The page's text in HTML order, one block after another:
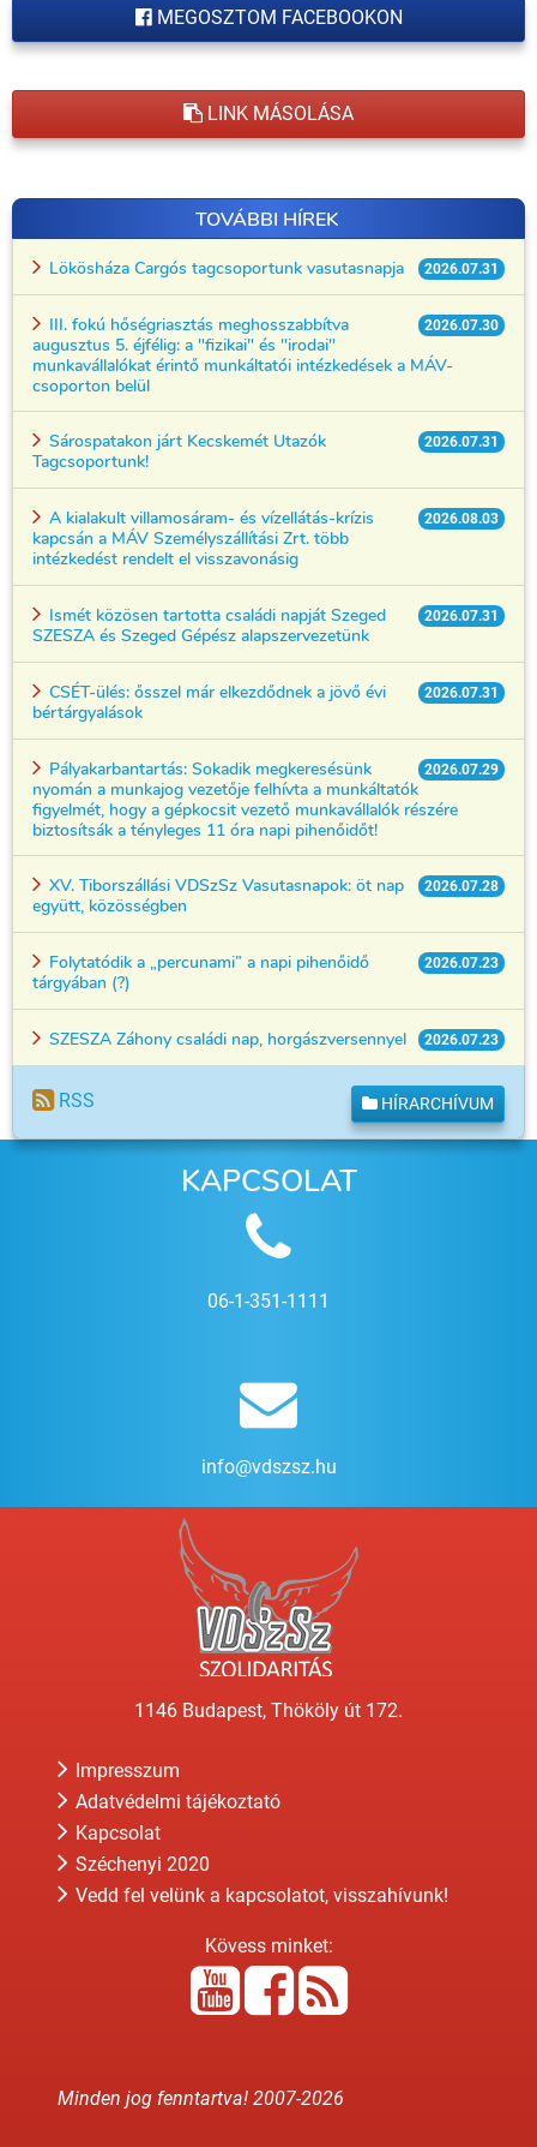
MEGOSZTOM FACEBOOKON
LINK MÁSOLÁSA
TOVÁBBI HÍREK
2026.07.31
Lökösháza Cargós tagcsoportunk vasutasnapja
2026.07.30
III. fokú hőségriasztás meghosszabbítva
augusztus 5. éjfélig: a "fizikai" és "irodai"
munkavállalókat érintő munkáltatói intézkedések a MÁV-
csoporton belül
2026.07.31
Sárospatakon járt Kecskemét Utazók
Tagcsoportunk!
2026.08.03
A kialakult villamosáram- és vízellátás-krízis
kapcsán a MÁV Személyszállítási Zrt. több
intézkedést rendelt el visszavonásig
2026.07.31
Ismét közösen tartotta családi napját Szeged
SZESZA és Szeged Gépész alapszervezetünk
2026.07.31
CSÉT-ülés: ősszel már elkezdődnek a jövő évi
bértárgyalások
2026.07.29
Pályakarbantartás: Sokadik megkeresésünk
nyomán a munkajog vezetője felhívta a munkáltatók
figyelmét, hogy a gépkocsit vezető munkavállalók részére
biztosítsák a tényleges 11 óra napi pihenőidőt!
2026.07.28
XV. Tiborszállási VDSzSz Vasutasnapok: öt nap
együtt, közösségben
2026.07.23
Folytatódik a „percunami” a napi pihenőidő
tárgyában (?)
2026.07.23
SZESZA Záhony családi nap, horgászversennyel
RSS HÍRARCHÍVUM
KAPCSOLAT
06-1-351-1111
info@vdszsz.hu
1146 Budapest, Thököly út 172.
Impresszum
Adatvédelmi tájékoztató
Kapcsolat
Széchenyi 2020
Vedd fel velünk a kapcsolatot, visszahívunk!
Kövess minket:
Minden jog fenntartva! 2007-2026